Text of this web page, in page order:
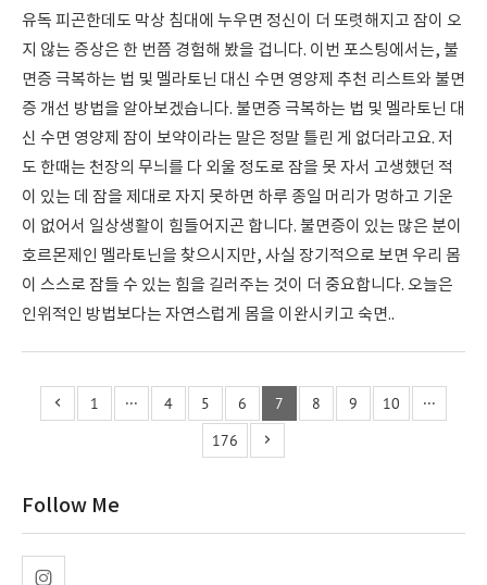
유독 피곤한데도 막상 침대에 누우면 정신이 더 또렷해지고 잠이 오
지 않는 증상은 한 번쯤 경험해 봤을 겁니다. 이번 포스팅에서는, 불
면증 극복하는 법 및 멜라토닌 대신 수면 영양제 추천 리스트와 불면
증 개선 방법을 알아보겠습니다. 불면증 극복하는 법 및 멜라토닌 대
신 수면 영양제 잠이 보약이라는 말은 정말 틀린 게 없더라고요. 저
도 한때는 천장의 무늬를 다 외울 정도로 잠을 못 자서 고생했던 적
이 있는 데 잠을 제대로 자지 못하면 하루 종일 머리가 멍하고 기운
이 없어서 일상생활이 힘들어지곤 합니다. 불면증이 있는 많은 분이
호르몬제인 멜라토닌을 찾으시지만, 사실 장기적으로 보면 우리 몸
이 스스로 잠들 수 있는 힘을 길러주는 것이 더 중요합니다. 오늘은
인위적인 방법보다는 자연스럽게 몸을 이완시키고 숙면..
1 ··· 4 5 6 7 8 9 10
···
176
Follow Me